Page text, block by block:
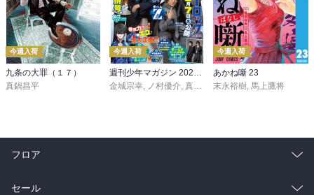
今週入荷
九条の大罪（１７）
真鍋昌平
今週入荷
週刊少年マガジン 2026年36・37号[2026年8月5日発売]
金城宗幸, ノ村優介, 真島ヒロ ,宮島礼吏,新川直司
今週入荷
あかね噺 23
末永裕樹, 馬上鷹将
フロア
総合
セール